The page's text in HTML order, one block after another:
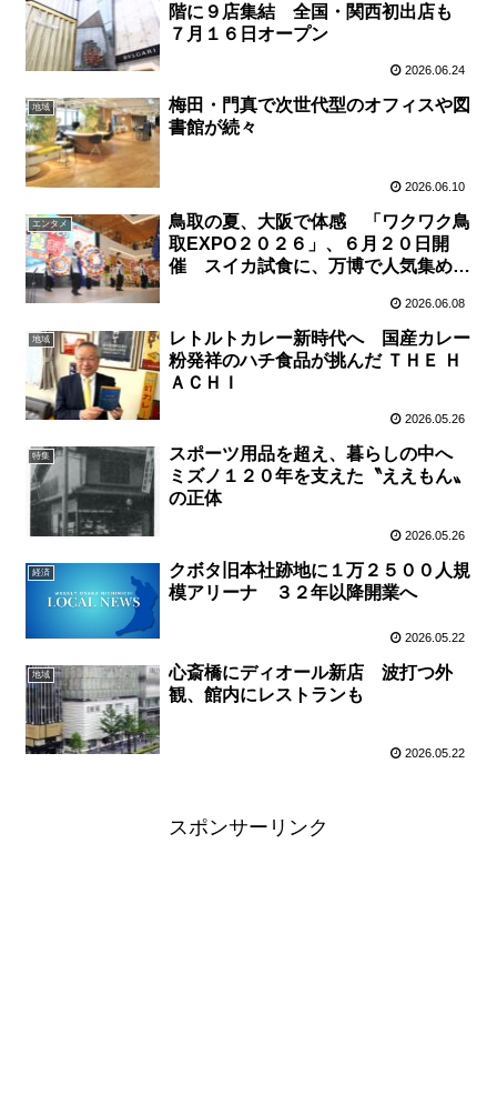
階に９店集結 全国・関西初出店も
７月１６日オープン
2026.06.24
地域
梅田・門真で次世代型のオフィスや図
書館が続々
2026.06.10
エンタメ
鳥取の夏、大阪で体感 「ワクワク鳥
取EXPO２０２６」、６月２０日開
催 スイカ試食に、万博で人気集めた
2026.06.08
地域
レトルトカレー新時代へ 国産カレー
粉発祥のハチ食品が挑んだ ＴＨＥ Ｈ
ＡＣＨＩ
2026.05.26
特集
スポーツ用品を超え、暮らしの中へ
ミズノ１２０年を支えた〝ええもん〟
の正体
2026.05.26
経済
クボタ旧本社跡地に１万２５００人規
模アリーナ ３２年以降開業へ
2026.05.22
地域
心斎橋にディオール新店 波打つ外
観、館内にレストランも
2026.05.22
スポンサーリンク